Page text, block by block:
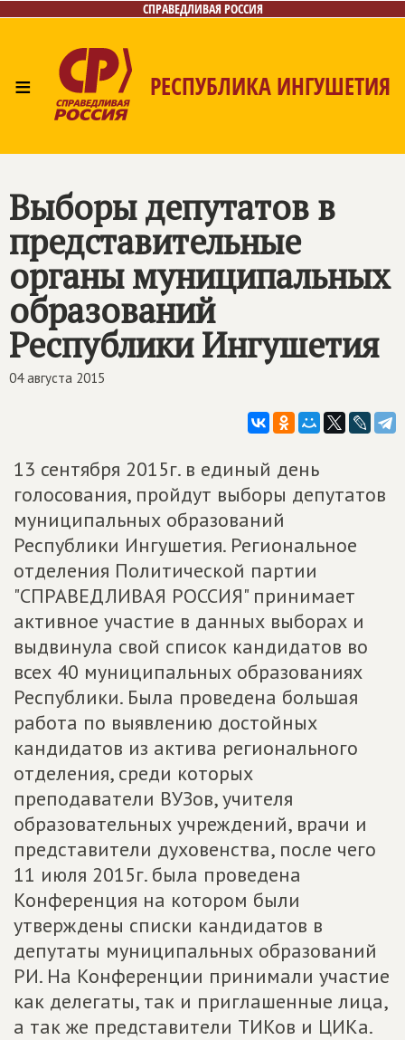
СПРАВЕДЛИВАЯ РОССИЯ
≡ РЕСПУБЛИКА ИНГУШЕТИЯ
Выборы депутатов в
представительные
органы муниципальных
образований
Республики Ингушетия
04 августа 2015
13 сентября 2015г. в единый день
голосования, пройдут выборы депутатов
муниципальных образований
Республики Ингушетия. Региональное
отделения Политической партии
"СПРАВЕДЛИВАЯ РОССИЯ" принимает
активное участие в данных выборах и
выдвинула свой список кандидатов во
всех 40 муниципальных образованиях
Республики. Была проведена большая
работа по выявлению достойных
кандидатов из актива регионального
отделения, среди которых
преподаватели ВУЗов, учителя
образовательных учреждений, врачи и
представители духовенства, после чего
11 июля 2015г. была проведена
Конференция на котором были
утверждены списки кандидатов в
депутаты муниципальных образований
РИ. На Конференции принимали участие
как делегаты, так и приглашенные лица,
а так же представители ТИКов и ЦИКа.